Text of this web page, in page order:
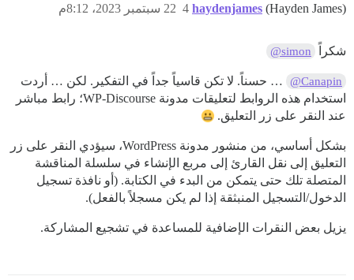
haydenjames (Hayden James) 22 سبتمبر 2023، 8:12م 4
شكراً @simon
@Canapin
… حسناً. لا تكن قاسياً جداً في التفكير. لكن … أردت
استخدام هذه الروابط لتعليقات مدونة WP-Discourse؛ رابط مباشر
عند النقر على زر التعليق.
بشكل أساسي، من منشور مدونة WordPress، سيؤدي النقر على زر
التعليق إلى نقل القارئ إلى مربع الإنشاء في سلسلة المناقشة
المتصلة تلك حتى يتمكن من البدء في الكتابة. (أو نافذة تسجيل
الدخول/التسجيل المنبثقة إذا لم يكن مسجلاً بالفعل).
يزيل بعض النقرات الإضافية للمساعدة في تشجيع المشاركة.